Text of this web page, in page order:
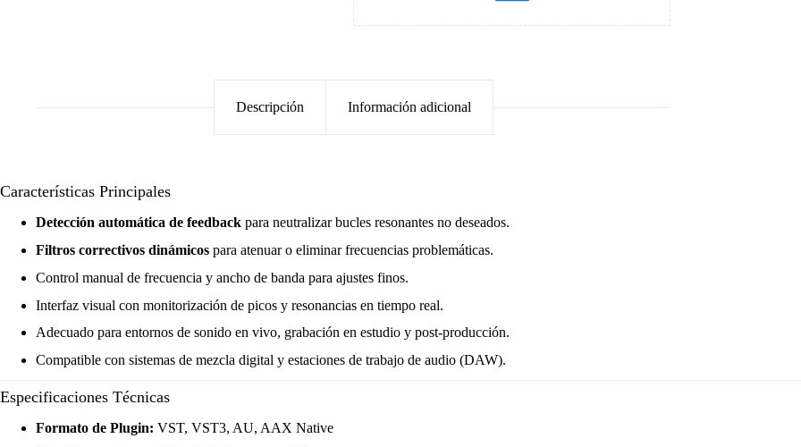
Descripción Información adicional
Características Principales
Detección automática de feedback para neutralizar bucles resonantes no deseados.
Filtros correctivos dinámicos para atenuar o eliminar frecuencias problemáticas.
Control manual de frecuencia y ancho de banda para ajustes finos.
Interfaz visual con monitorización de picos y resonancias en tiempo real.
Adecuado para entornos de sonido en vivo, grabación en estudio y post-producción.
Compatible con sistemas de mezcla digital y estaciones de trabajo de audio (DAW).
Especificaciones Técnicas
Formato de Plugin: VST, VST3, AU, AAX Native